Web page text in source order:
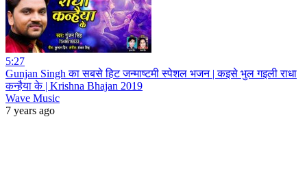
5:27
Gunjan Singh का सबसे हिट जन्माष्टमी स्पेशल भजन | कइसे भुल गइली राधा
कन्हैया के | Krishna Bhajan 2019
Wave Music
7 years ago